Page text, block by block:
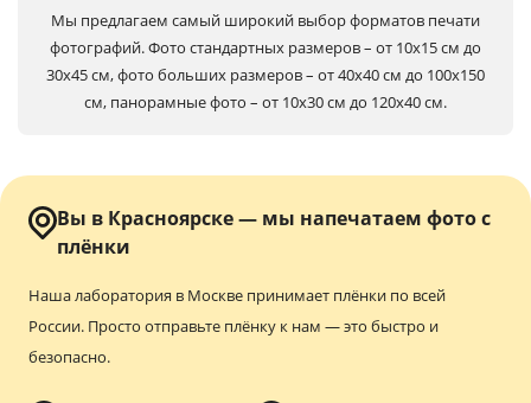
Мы предлагаем самый широкий выбор форматов печати
фотографий. Фото стандартных размеров – от 10х15 см до
30х45 см, фото больших размеров – от 40х40 см до 100x150
см, панорамные фото – от 10х30 см до 120х40 см.
Вы в Красноярске — мы напечатаем фото с
плёнки
Наша лаборатория в Москве принимает плёнки по всей
России. Просто отправьте плёнку к нам — это быстро и
безопасно.